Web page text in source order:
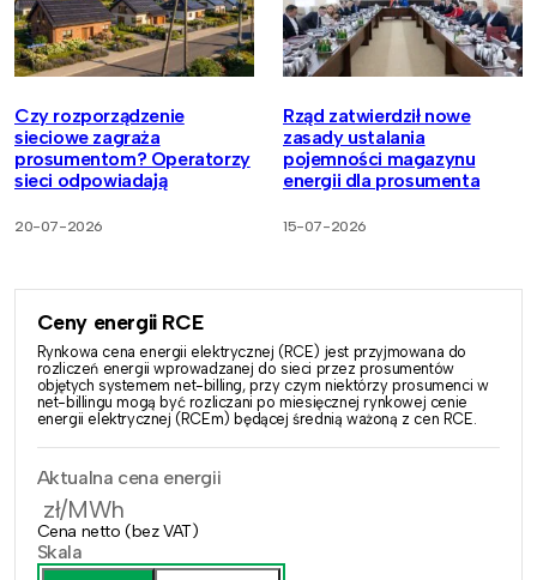
Czy rozporządzenie
sieciowe zagraża
prosumentom? Operatorzy
sieci odpowiadają
20-07-2026
Rząd zatwierdził nowe
zasady ustalania
pojemności magazynu
energii dla prosumenta
15-07-2026
Ceny energii RCE
Rynkowa cena energii elektrycznej (RCE) jest przyjmowana do
rozliczeń energii wprowadzanej do sieci przez prosumentów
objętych systemem net-billing, przy czym niektórzy prosumenci w
net-billingu mogą być rozliczani po miesięcznej rynkowej cenie
energii elektrycznej (RCEm) będącej średnią ważoną z cen RCE.
Aktualna cena energii
zł/MWh
Cena netto (bez VAT)
Skala